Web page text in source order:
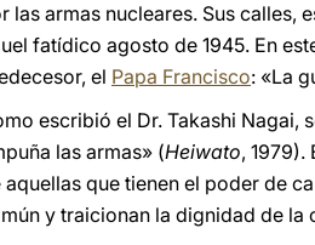
las armas nucleares. Sus calles,
fatídico agosto de 1945. En
el Papa Francisco: «La
escribió el Dr. Takashi Nagai,
las armas» (Heiwato,
aquellas que tienen el poder de
y traicionan la dignidad de la